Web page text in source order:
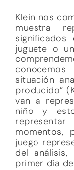
Klein nos
muestra
juguete o
situación
producido”
van a
niño y
momentos,
juego
del
primer día